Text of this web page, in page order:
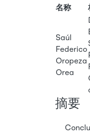
名称
Saúl
Federico
Oropeza
Orea
摘要